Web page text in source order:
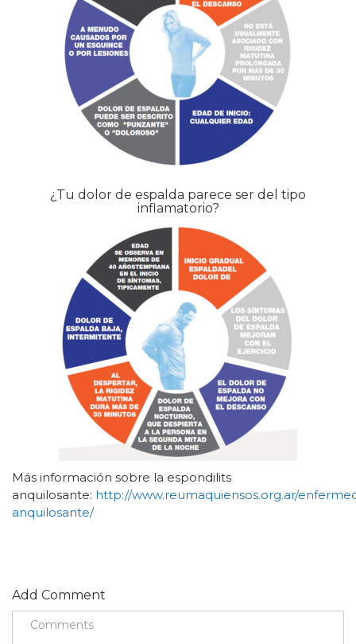
¿Tu dolor de espalda parece ser del tipo
inflamatorio?
Más información sobre la espondilits
anquilosante: http://www.reumaquiensos.org.ar/
anquilosante/
Add Comment